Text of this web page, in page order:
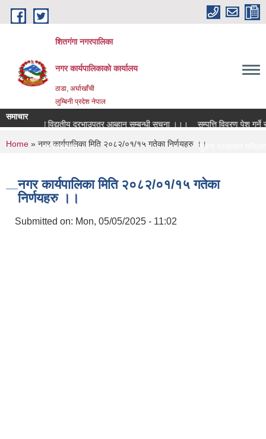
Skip to main content
शितगंगा नगरपालिका
नगर कार्यपालिकाकाे कार्यालय
ठाडा, अर्घाखाँची
लुम्बिनी प्रदेश नेपाल
समाचार
लागि विद्युतीय दरभाउपत्र आब्हान सम्बन्धी सूचना ।।।
सम्पत्ति विवरण पेश गर्ने
शिक्षक सरुवा सम्बन्धमा ।।। सूचना प्रकाशन गरिएको
You are here
Home » नगर कार्यपालिका मिति २०८२/०१/१५ गतेका निर्णयहरु ।।
नगर कार्यपालिका मिति २०८२/०१/१५ गतेका
निर्णयहरु ।।
Submitted on: Mon, 05/05/2025 - 11:02